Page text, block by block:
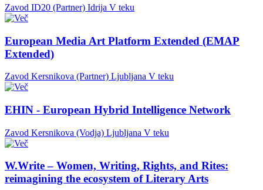
Zavod ID20 (Partner) Idrija V teku
European Media Art Platform Extended (EMAP
Extended)
Zavod Kersnikova (Partner) Ljubljana V teku
EHIN - European Hybrid Intelligence Network
Zavod Kersnikova (Vodja) Ljubljana V teku
W.Write – Women, Writing, Rights, and Rites:
reimagining the ecosystem of Literary Arts